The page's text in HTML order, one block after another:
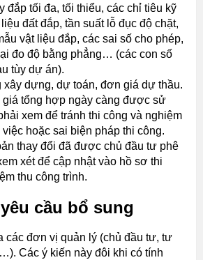
đắp tối đa, tối thiểu, các chỉ tiêu kỹ
đất đắp, tần suất lỗ đục độ chặt,
vật liệu đắp, các sai số cho phép,
đo độ bằng phẳng… (các con số
tùy dự án).
xây dựng, dự toán, đơn giá dự thầu.
tổng hợp ngày càng được sử
xem để tránh thi công và nghiệm
hoặc sai biện pháp thi công.
thay đổi đã được chủ đầu tư phê
xét để cập nhật vào hồ sơ thi
thu công trình.
cầu bổ sung
các đơn vị quản lý (chủ đầu tư, tư
Các ý kiến này đôi khi có tính